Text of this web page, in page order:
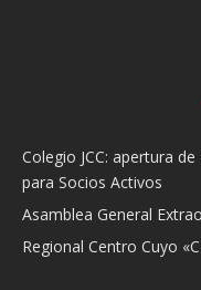
Colegio JCC: apertura
para Socios Activos
Asamblea General
Regional Centro Cuyo